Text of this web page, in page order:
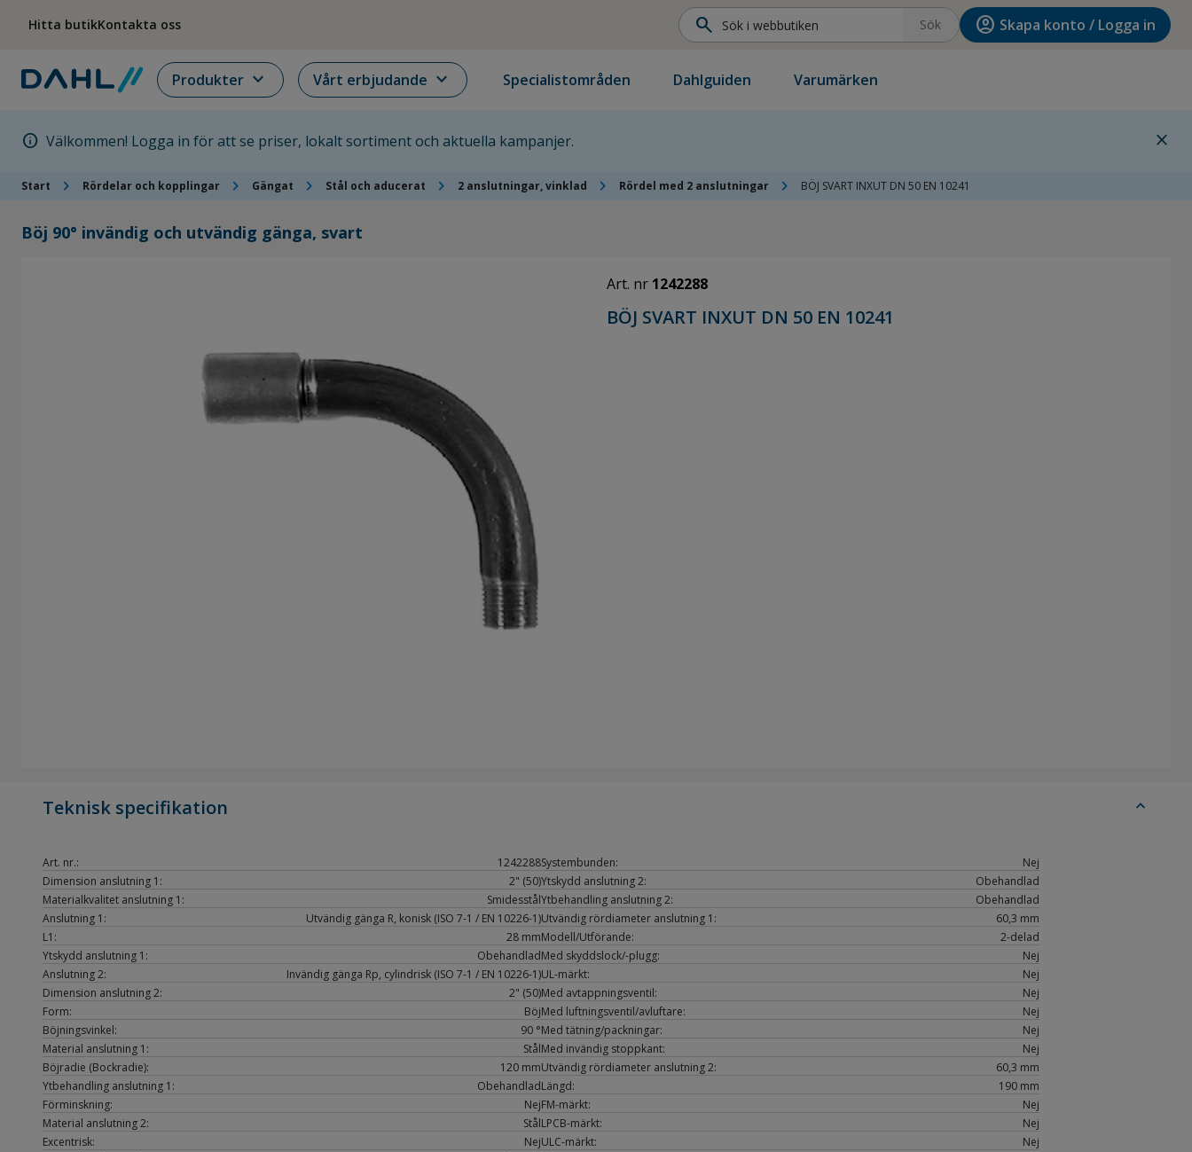
Hitta butikKontakta oss search Sök account_circle Skapa konto / Logga in
Produkter expand_more Vårt erbjudande expand_more Specialistområden Dahlguiden Varumärken
info Välkommen! Logga in för att se priser, lokalt sortiment och aktuella kampanjer. close
Start chevron_right Rördelar och kopplingar chevron_right Gängat chevron_right Stål och aducerat chevron_right 2 anslutningar, vinklad chevron_right Rördel med 2 anslutningar chevron_right BÖJ SVART INXUT DN 50 EN 10241
Böj 90° invändig och utvändig gänga, svart
Art. nr 1242288
BÖJ SVART INXUT DN 50 EN 10241
Teknisk specifikation expand_less
Art. nr.:
1242288
Dimension anslutning 1:
2" (50)
Materialkvalitet anslutning 1:
Smidesstål
Anslutning 1:
Utvändig gänga R, konisk (ISO 7-1 / EN 10226-1)
L1:
28 mm
Ytskydd anslutning 1:
Obehandlad
Anslutning 2:
Invändig gänga Rp, cylindrisk (ISO 7-1 / EN 10226-1)
Dimension anslutning 2:
2" (50)
Form:
Böj
Böjningsvinkel:
90 °
Material anslutning 1:
Stål
Böjradie (Bockradie):
120 mm
Ytbehandling anslutning 1:
Obehandlad
Förminskning:
Nej
Material anslutning 2:
Stål
Excentrisk:
Nej
Systembunden:
Nej
Ytskydd anslutning 2:
Obehandlad
Ytbehandling anslutning 2:
Obehandlad
Utvändig rördiameter anslutning 1:
60,3 mm
Modell/Utförande:
2-delad
Med skyddslock/-plugg:
Nej
UL-märkt:
Nej
Med avtappningsventil:
Nej
Med luftningsventil/avluftare:
Nej
Med tätning/packningar:
Nej
Med invändig stoppkant:
Nej
Utvändig rördiameter anslutning 2:
60,3 mm
Längd:
190 mm
FM-märkt:
Nej
LPCB-märkt:
Nej
ULC-märkt:
Nej